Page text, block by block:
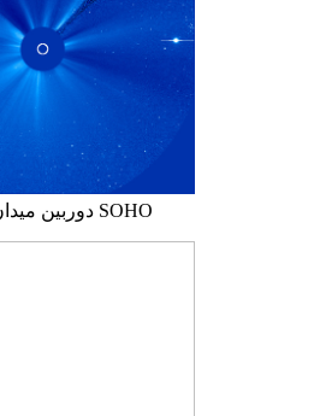
دوربین میدان دید باز SOHO